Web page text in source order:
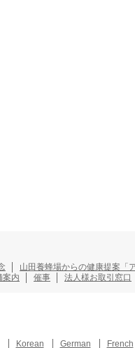
山田養蜂場からの健康提案「
案内 催事 法人様お取引窓口
Korean German French